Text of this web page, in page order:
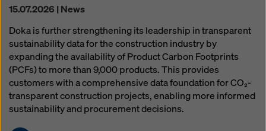
15.07.2026 | News
Doka is further strengthening its leadership in transparent
sustainability data for the construction industry by
expanding the availability of Product Carbon Footprints
(PCFs) to more than 9,000 products. This provides
customers with a comprehensive data foundation for CO₂-
transparent construction projects, enabling more informed
sustainability and procurement decisions.